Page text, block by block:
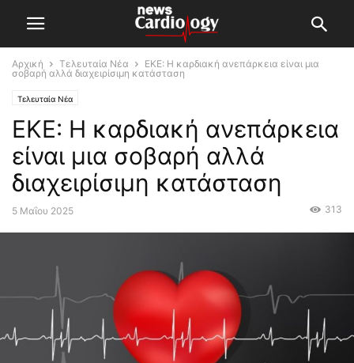
Αρχική Τελευταία Νέα
ΕΚΕ: Η καρδιακή ανεπάρκεια είναι μια
σοβαρή αλλά διαχειρίσιμη κατάσταση
Τελευταία Νέα
ΕΚΕ: Η καρδιακή ανεπάρκεια
είναι μια σοβαρή αλλά
διαχειρίσιμη κατάσταση
5 Μαΐου 2025 313